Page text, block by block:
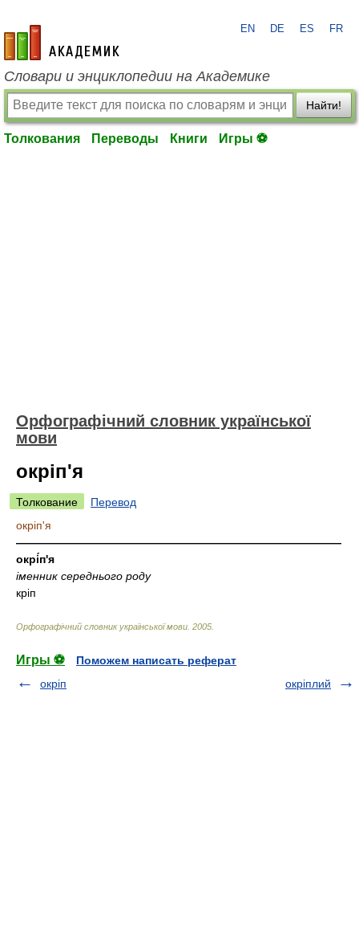
academic.ru
EN DE ES FR
Словари и энциклопедии на Академике
Найти!
Толкования Переводы Книги Игры ⚽
Орфографічний словник української
мови
окріп'я
Толкование
Перевод
окріп'я
—————————————————————————————
окрі́п'я
іменник середнього роду
кріп
Орфографічний словник української мови 2005
Игры ⚽
Поможем написать реферат
окріп
окріплий